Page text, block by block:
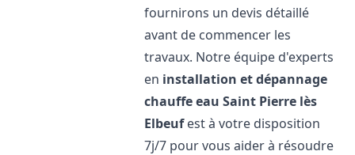
fournirons un devis détaillé
avant de commencer les
travaux. Notre équipe d'experts
en installation et dépannage
chauffe eau Saint Pierre lès
Elbeufest à votre disposition
7j/7 pour vous aider à résoudre